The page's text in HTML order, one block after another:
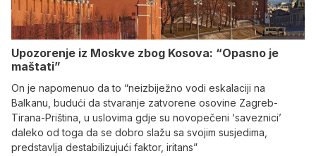
Upozorenje iz Moskve zbog Kosova: “Opasno je
maštati”
On je napomenuo da to “neizbiježno vodi eskalaciji na
Balkanu, budući da stvaranje zatvorene osovine Zagreb-
Tirana-Priština, u uslovima gdje su novopečeni ‘saveznici’
daleko od toga da se dobro slažu sa svojim susjedima,
predstavlja destabilizujući faktor, iritans”